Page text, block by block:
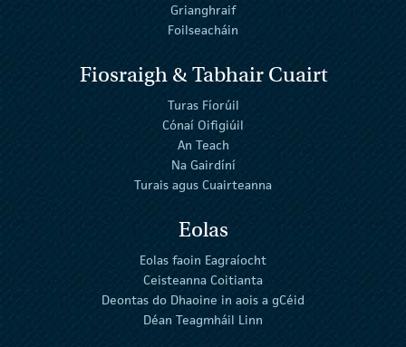
Grianghraif
Foilseacháin
Fiosraigh & Tabhair Cuairt
Turas Fíorúil
Cónaí Oifigiúil
An Teach
Na Gairdíní
Turais agus Cuairteanna
Eolas
Eolas faoin Eagraíocht
Ceisteanna Coitianta
Deontas do Dhaoine in aois a gCéid
Déan Teagmháil Linn